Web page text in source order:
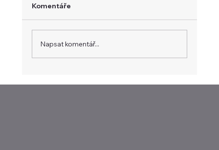
Komentáře
Napsat komentář...